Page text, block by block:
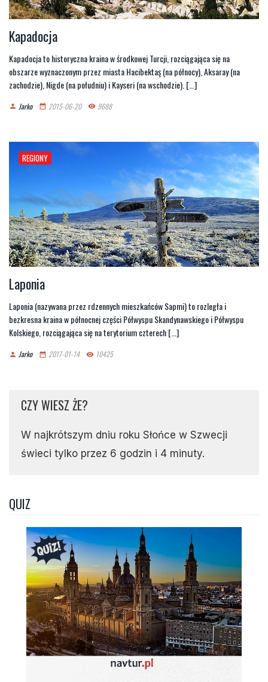
Kapadocja
Kapadocja to historyczna kraina w środkowej Turcji, rozciągająca się na
obszarze wyznaczonym przez miasta Hacibektaş (na północy), Aksaray (na
zachodzie), Nigde (na południu) i Kayseri (na wschodzie). [...]
person Jarko date_range 2015-06-20 remove_red_eye 9688
REGIONY
Laponia
Laponia (nazywana przez rdzennych mieszkańców Sapmi) to rozległa i
bezkresna kraina w północnej części Półwyspu Skandynawskiego i Półwyspu
Kolskiego, rozciągająca się na terytorium czterech [...]
person Jarko date_range 2017-01-14 remove_red_eye 10425
CZY WIESZ ŻE?
W najkrótszym dniu roku Słońce w Szwecji
świeci tylko przez 6 godzin i 4 minuty.
QUIZ